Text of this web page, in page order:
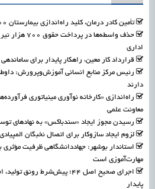
تأمین کادر درمان، کلید راه‌اندازی بیمارستان ۴۰۰ تختخوابی شهدای اسلامشهر
حذف واسطه‌ها
اداری
قرارداد کار معین، راهکار پایدار برای
رئیس مرکز منابع انسانی آموزش‌وپرورش:
دارند
راه‌اندازی «کارخانه نوآوری مینیاتوری
معاونت علمی
رسیدن مجوز ایجاد «سندباکس» به نهادهای
لزوم ایجاد سازوکار برای اتصال نخبگان
استاندار بوشهر: جهاددانشگاهی ظرفیت
مهارت‌آموزی است
اجرای صحیح اصل ۴۴؛ پیش‌شرط
پایدار